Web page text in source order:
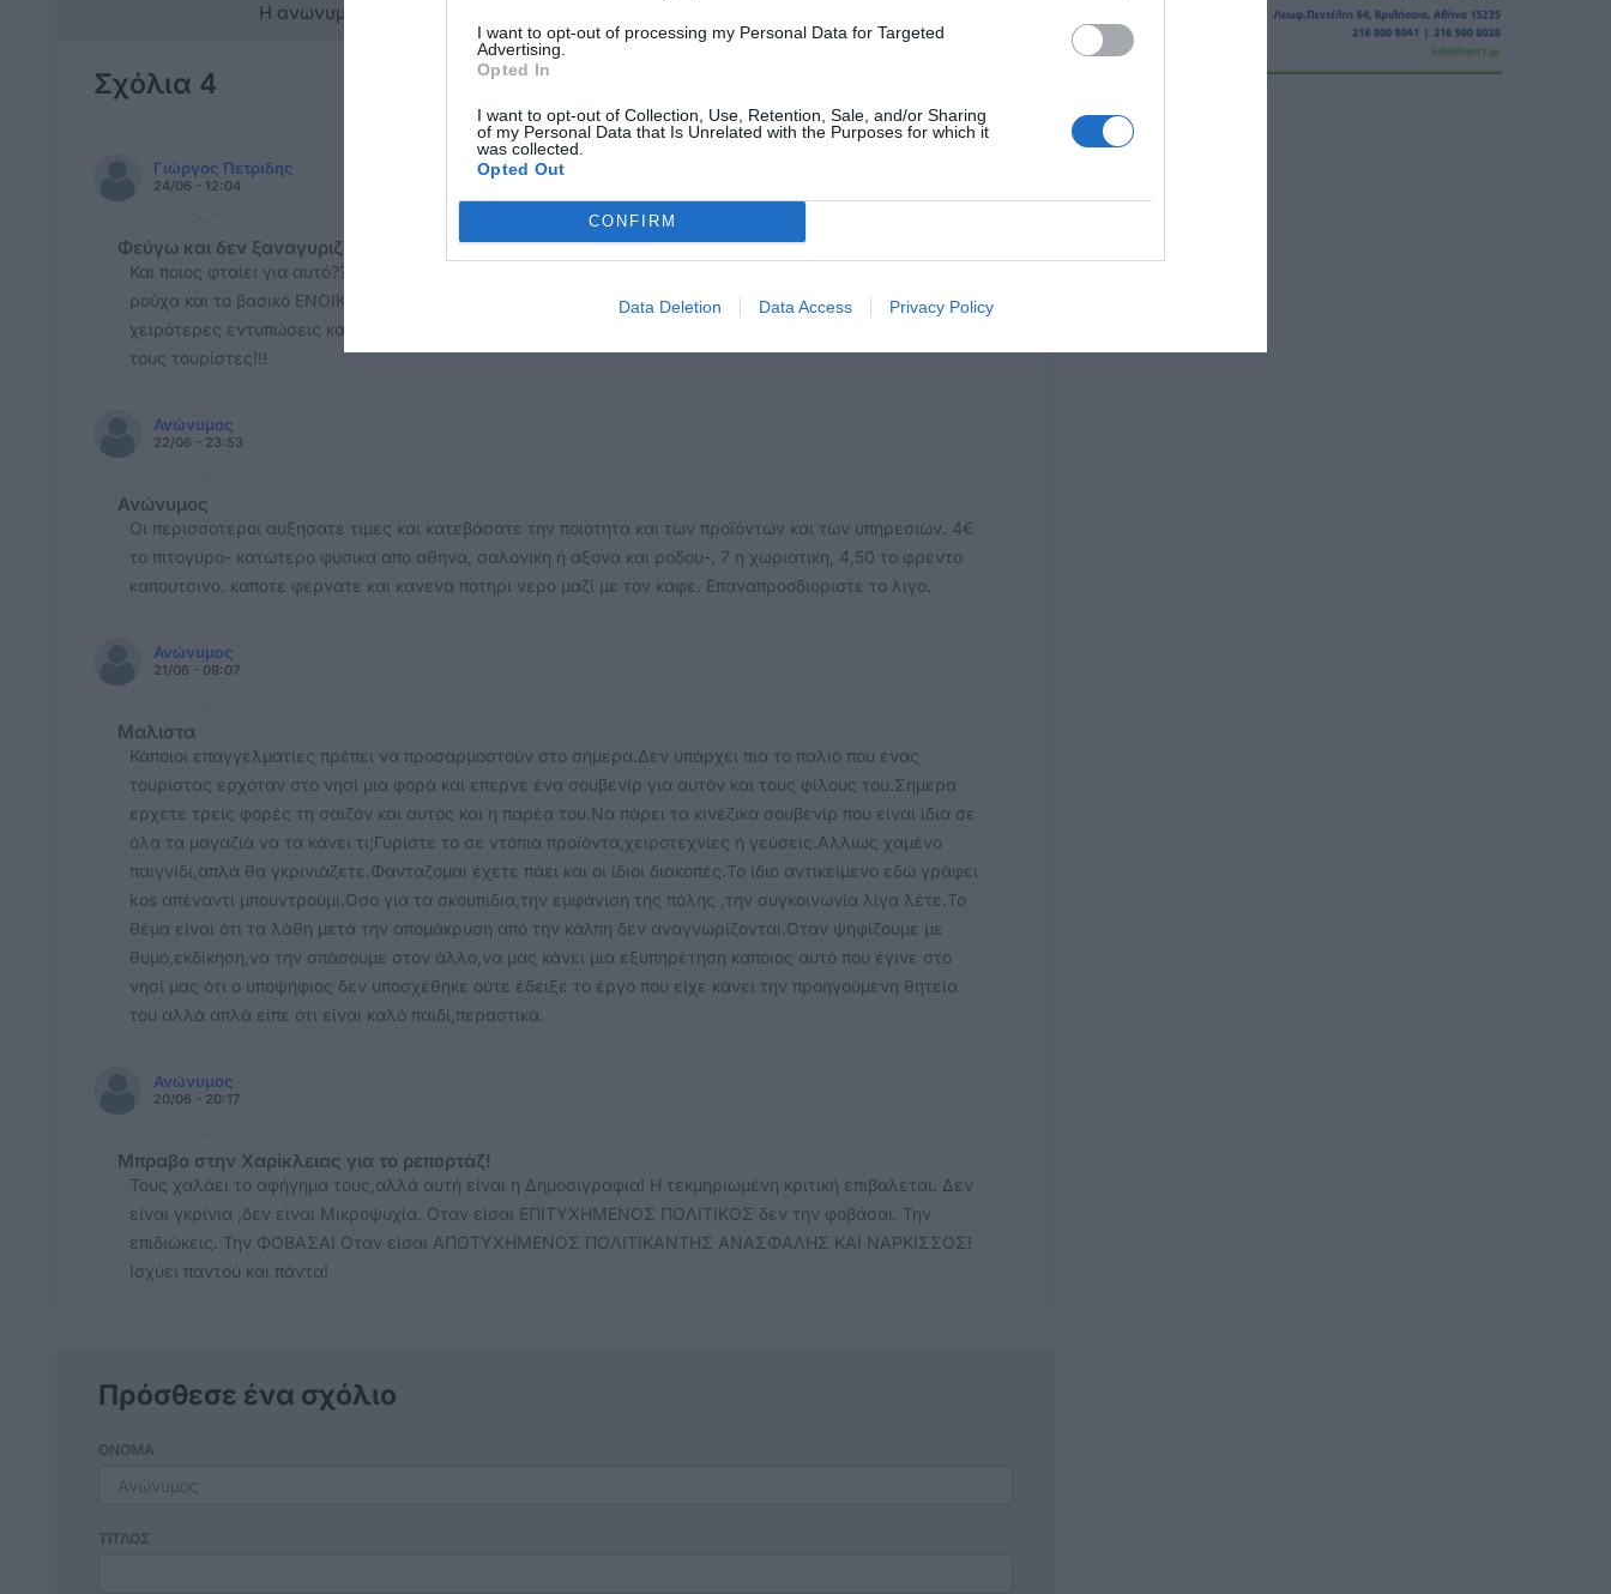
I want to opt-out of processing my Personal Data for Targeted
Advertising.
Opted In
I want to opt-out of Collection, Use, Retention, Sale, and/or Sharing
of my Personal Data that Is Unrelated with the Purposes for which it
was collected.
Opted Out
CONFIRM
Data Deletion Data Access Privacy Policy
Η ανωνυμία είναι το καλύτερο κρησφύγετο δειλίας και χυδαιότητας!
Σχόλια 4
Γιώργος Πετριδης
24/06 - 12:04
Φεύγω και δεν ξαναγυριζω
Και ποιος φταίει για αυτό???? Εσείς οι ίδιοι!!!! Κακή ποιότητα προϊόντων και πανάκριβα.θες σε εστίαση,σε
ρούχα και το βασικό ΕΝΟΙΚΙΑ!!!! Τέσσερα χρόνια είμαι στο νησί!!! Σκέτη απογοήτευση.φευγω με τις
χειρότερες εντυπώσεις και δεν θα ξαναέρθω!!! αλλάξτε μυαλά γιατί θα μείνετε μόνοι σας να κάνετε
τους τουρίστες!!!
Ανώνυμος
22/06 - 23:53
Ανώνυμος
Οι περισσοτεροι αυξησατε τιμες και κατεβάσατε την ποιοτητα και των προϊόντων και των υπηρεσιων. 4€
το πιτογυρο- κατωτερο φυσικα απο αθηνα, σαλονικη ή αξονα και ροδου-, 7 η χωριατικη, 4,50 το φρεντο
καπουτσινο. καποτε φερνατε και κανενα ποτηρι νερο μαζί με τον καφε. Επαναπροσδιοριστε το λιγο.
Ανώνυμος
21/06 - 09:07
Μαλιστα
Κάποιοι επαγγελματίες πρέπει να προσαρμοστούν στο σήμερα.Δεν υπάρχει πια το παλιό που ένας
τουρίστας ερχόταν στο νησί μια φορά και επερνε ένα σουβενίρ για αυτόν και τους φίλους του.Σημερα
ερχετε τρεις φορές τη σαιζόν και αυτός και η παρέα του.Να πάρει τα κινέζικα σουβενίρ που είναι ίδια σε
όλα τα μαγαζιά να τα κάνει τι;Γυρίστε το σε ντόπια προϊόντα,χειροτεχνίες ή γεύσεις.Αλλιως χαμένο
παιγνίδι,απλά θα γκρινιάζετε.Φανταζομαι έχετε πάει και οι ίδιοι διακοπές.Το ίδιο αντικείμενο εδώ γράφει
kos απέναντι μπουντρούμι.Οσο για τα σκουπίδια,την εμφάνιση της πόλης ,την συγκοινωνία λίγα λέτε.Το
θέμα είναι ότι τα λάθη μετά την απομάκρυση από την κάλπη δεν αναγνωρίζονται.Οταν ψηφίζουμε με
θυμό,εκδίκηση,να την σπάσουμε στον άλλο,να μας κάνει μια εξυπηρέτηση καποιος αυτό που έγινε στο
νησί μας ότι ο υποψήφιος δεν υποσχέθηκε ούτε έδειξε το έργο που είχε κάνει την προηγούμενη θητεία
του αλλά απλά είπε ότι είναι καλό παιδί,περαστικά.
Ανώνυμος
20/06 - 20:17
Μπραβο στην Χαρίκλειας για το ρεπορτάζ!
Τους χαλάει το αφήγημα τους,αλλά αυτή είναι η Δημοσιγραφια! Η τεκμηριωμένη κριτική επιβαλεται. Δεν
είναι γκρίνια ,δεν είναι Μικροψυχία. Οταν είσαι ΕΠΙΤΥΧΗΜΕΝΟΣ ΠΟΛΙΤΙΚΟΣ δεν την φοβάσαι. Την
επιδιώκεις. Την ΦΟΒΑΣΑΙ Οταν είσαι ΑΠΟΤΥΧΗΜΕΝΟΣ ΠΟΛΙΤΙΚΑΝΤΗΣ ΑΝΑΣΦΑΛΗΣ ΚΑΙ ΝΑΡΚΙΣΣΟΣ!
Ισχύει παντού και πάντα!
Πρόσθεσε ένα σχόλιο
ΟΝΟΜΑ
ΤΙΤΛΟΣ